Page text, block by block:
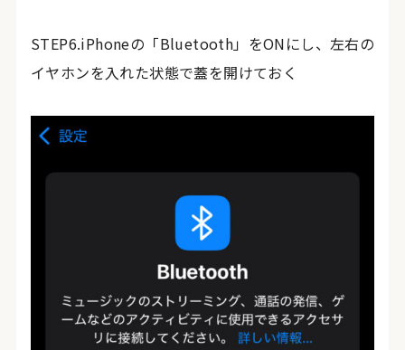
STEP6.iPhoneの「Bluetooth」をONにし、左右の
イヤホンを入れた状態で蓋を開けておく